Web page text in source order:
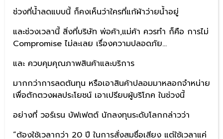
ช่วงที่น้ำลดแบบนี้ ก็คงเห็นว่าใครที่แก้ผ้าว่ายน้ำอยู่
และช่วงเวลานี้ สิ่งที่บริษัท พ่อค้า,แม่ค้า ควรทำ ก็คือ การไม่
Compromise ไม่ละเลย เรื่องความปลอดภัย…
และ ควบคุมคุณภาพสินค้าและบริการ
มากกว่าการลดต้นทุน หรือเอาสินค้าปลอมมาหลอกจำหน่าย
เพื่อตักตวงผลประโยชน์ เอาเปรียบผู้บริโภค ในช่วงนี้
อย่างที่ วอร์เรน บัฟเฟตต์ นักลงทุนระดับโลกกล่าวว่า
“ต้องใช้เวลากว่า 20 ปี ในการสั่งสมชื่อเสียง แต่ใช้เวลาแค่